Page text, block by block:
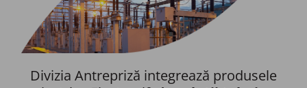
Divizia Antrepriză integrează produsele